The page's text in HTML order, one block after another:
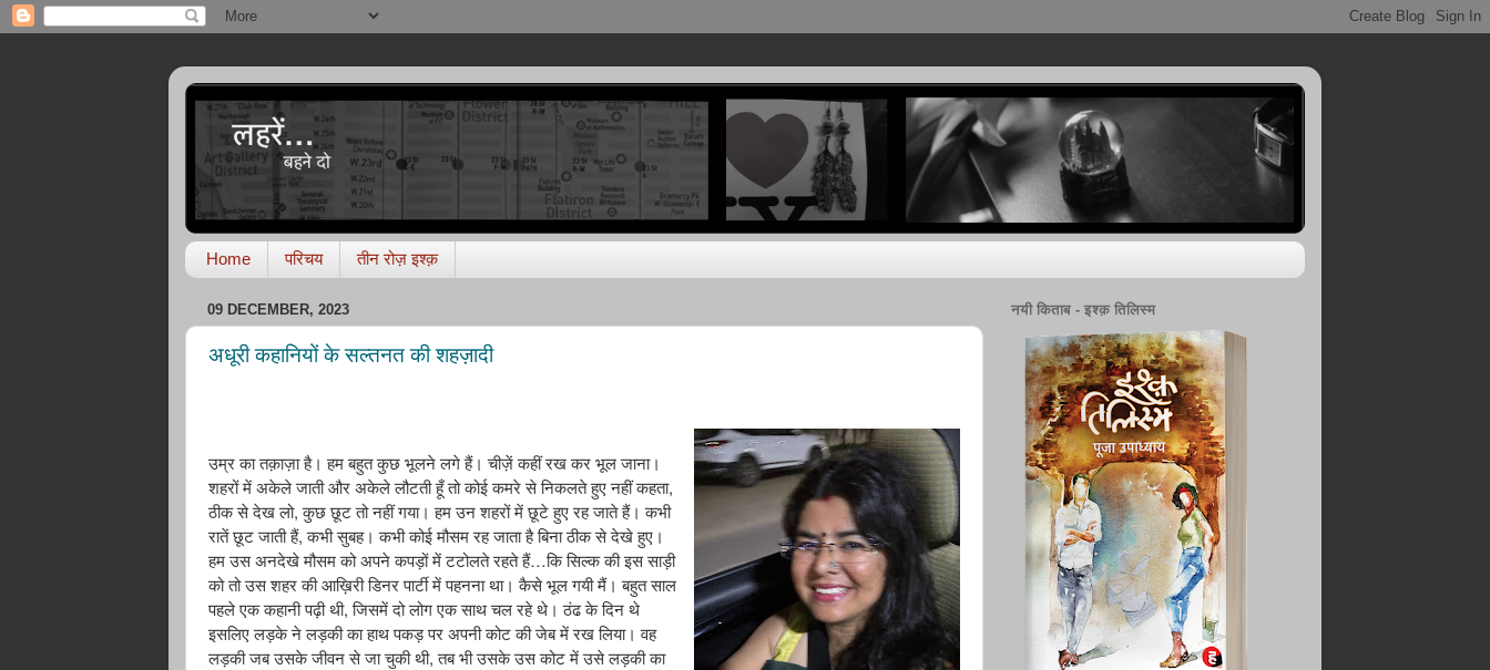
Home परिचय तीन रोज़ इश्क़
09 DECEMBER, 2023
अधूरी कहानियों के सल्तनत की शहज़ादी
उम्र का तक़ाज़ा है। हम बहुत कुछ भूलने लगे हैं। चीज़ें कहीं रख कर भूल जाना।
शहरों में अकेले जाती और अकेले लौटती हूँ तो कोई कमरे से निकलते हुए नहीं कहता,
ठीक से देख लो,कुछ छूट तो नहीं गया। हम उन शहरों में छूटे हुए रह जाते हैं। कभी
रातें छूट जाती हैं,कभी सुबह। कभी कोई मौसम रह जाता है बिना ठीक से देखे हुए।
हम उस अनदेखे मौसम को अपने कपड़ों में टटोलते रहते हैं…कि सिल्क की इस साड़ी
को तो उस शहर की आख़िरी डिनर पार्टी में पहनना था। कैसे भूल गयी मैं। बहुत साल
पहले एक कहानी पढ़ी थी,जिसमें दो लोग एक साथ चल रहे थे। ठंढ के दिन थे
इसलिए लड़के ने लड़की का हाथ पकड़ पर अपनी कोट की जेब में रख लिया। वह
लड़की जब उसके जीवन से जा चुकी थी,तब भी उसके उस कोट में उसे लड़की का
नयी किताब - इश्क़ तिलिस्म